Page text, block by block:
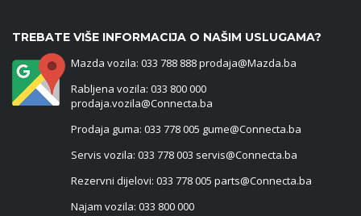
TREBATE VIŠE INFORMACIJA O NAŠIM USLUGAMA?
Mazda vozila: 033 788 888 prodaja@Mazda.ba
Rabljena vozila: 033 800 000
prodaja.vozila@Connecta.ba
Prodaja guma: 033 778 005 gume@Connecta.ba
Servis vozila: 033 778 003 servis@Connecta.ba
Rezervni dijelovi: 033 778 005 parts@Connecta.ba
Najam vozila: 033 800 000